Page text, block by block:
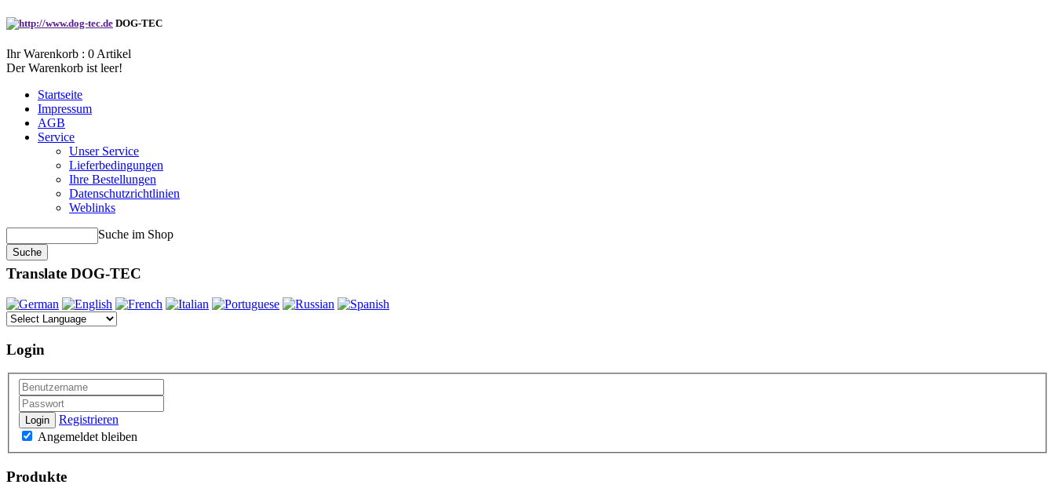
DOG-TEC
Ihr Warenkorb : 0 Artikel
Der Warenkorb ist leer!
Startseite
Impressum
AGB
Service
Unser Service
Lieferbedingungen
Ihre Bestellungen
Datenschutzrichtlinien
Weblinks
Suche im Shop
Translate DOG-TEC
Login
Login
Registrieren
Angemeldet bleiben
Produkte